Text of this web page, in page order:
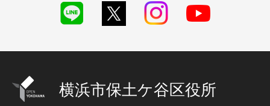
横浜市保土ケ谷区役所